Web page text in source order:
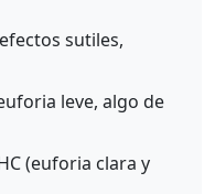
sutiles,
leve, algo de
(euforia clara y